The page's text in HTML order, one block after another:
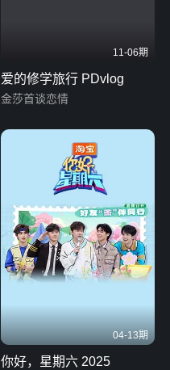
11-06期
爱的修学旅行 PDvlog
金莎首谈恋情
04-13期
你好，星期六 2025